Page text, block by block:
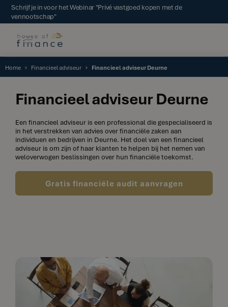
Schrijf je in voor het Webinar "Privé vastgoed kopen met de
vennootschap"
Home Financieel adviseur Financieel adviseur Deurne
Financieel adviseur Deurne
Een financieel adviseur is een professional die gespecialiseerd is
in het verstrekken van advies over financiële zaken aan
individuen en bedrijven in Deurne. Het doel van een financieel
adviseur is om zijn of haar klanten te helpen bij het nemen van
weloverwogen beslissingen over hun financiële toekomst.
Gratis financiële audit aanvragen